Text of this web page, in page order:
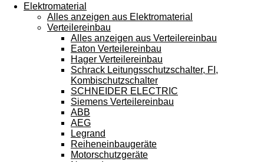
Elektromaterial
Alles anzeigen aus Elektromaterial
Verteilereinbau
Alles anzeigen aus Verteilereinbau
Eaton Verteilereinbau
Hager Verteilereinbau
Schrack Leitungsschutzschalter, FI,
Kombischutzschalter
SCHNEIDER ELECTRIC
Siemens Verteilereinbau
ABB
AEG
Legrand
Reiheneinbaugeräte
Motorschutzgeräte